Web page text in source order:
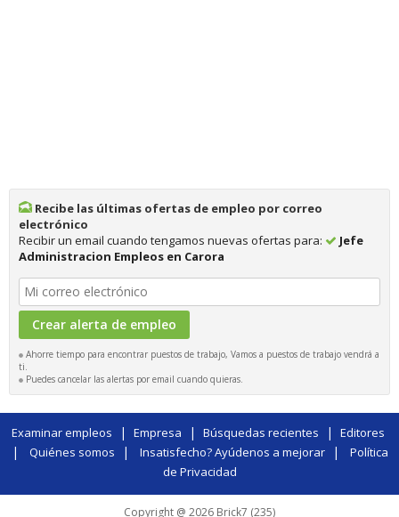
Recibe las últimas ofertas de empleo por correo
electrónico
Recibir un email cuando tengamos nuevas ofertas para:
Jefe
Administracion Empleos en Carora
Ahorre tiempo para encontrar puestos de trabajo, Vamos a puestos de trabajo vendrá a
ti.
Puedes cancelar las alertas por email cuando quieras.
Examinar empleos | Empresa | Búsquedas recientes | Editores
| Quiénes somos | Insatisfecho? Ayúdenos a mejorar|
Política
de Privacidad
Copyright @ 2026 Brick7 (235)